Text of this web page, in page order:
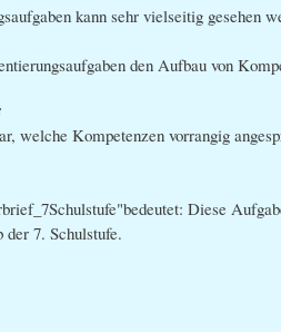
kann sehr vielseitig gesehen
den Aufbau von
welche Kompetenzen vorrangig
Diese
7. Schulstufe.